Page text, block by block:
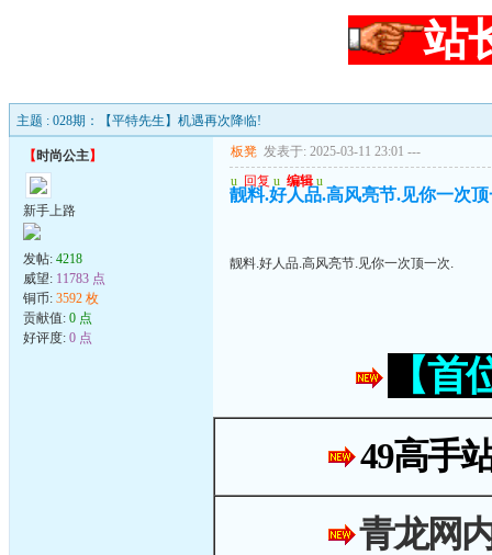
站
主题 : 028期：【平特先生】机遇再次降临!
【时尚公主】
新手上路
发帖: 4218
威望: 11783 点
铜币: 3592 枚
贡献值: 0 点
好评度: 0 点
板凳 发表于: 2025-03-11 23:01 ---
u 回复 u 编辑 u
靓料.好人品.高风亮节.见你一次
靓料.好人品.高风亮节.见你一次顶一次.
【
49高手
青龙网